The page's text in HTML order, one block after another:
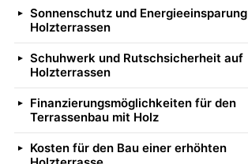
Sonnenschutz und
Holzterrassen
Schuhwerk und Rutschsicherheit auf
Holzterrassen
Finanzierungsmöglichkeiten für den
Terrassenbau mit Holz
Kosten für den Bau einer erhöhten